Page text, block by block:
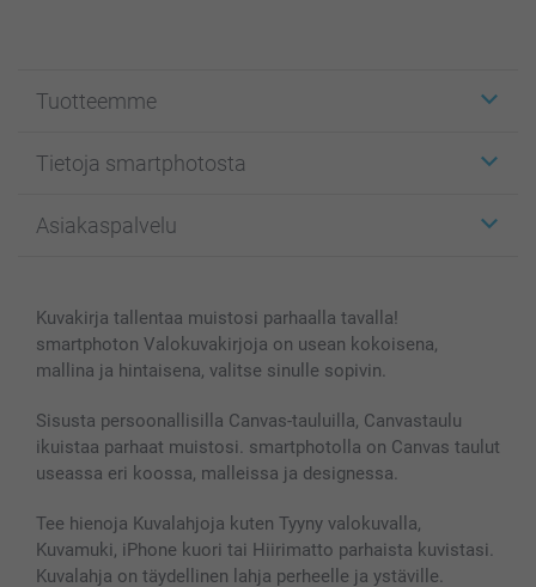
Tuotteemme
Kuvakortit
Kuvakirjat
Kännykkä & Tabletti
MyNameBook
Valokuvakehykset & Lisätarvikkeet
Lahjakortti
Kaikki kuvatuotteet
Tietoja smartphotosta
Affiliate ohjelma
Sivukartta
Ehdot/takuut
Asiakaspalvelu
smartbonus
Hinnat & maksutavat
Kuvakirja tallentaa muistosi parhaalla tavalla!
smartphoton Valokuvakirjoja on usean kokoisena,
mallina ja hintaisena, valitse sinulle sopivin.
Sisusta persoonallisilla Canvas-tauluilla, Canvastaulu
ikuistaa parhaat muistosi. smartphotolla on Canvas taulut
useassa eri koossa, malleissa ja designessa.
Tee hienoja Kuvalahjoja kuten Tyyny valokuvalla,
Kuvamuki, iPhone kuori tai Hiirimatto parhaista kuvistasi.
Kuvalahja on täydellinen lahja perheelle ja ystäville.